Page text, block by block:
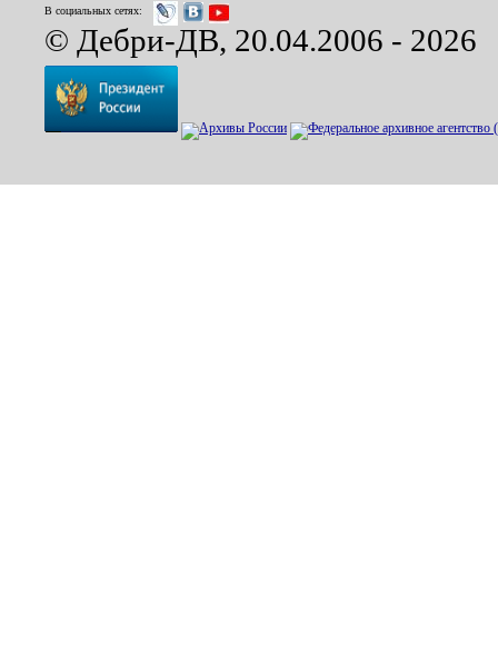
В социальных сетях:
© Дебри-ДВ, 20.04.2006 - 2026